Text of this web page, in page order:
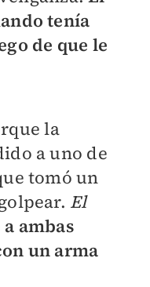
tenía
de que le
la
a uno de
tomó un
El
a ambas
un arma